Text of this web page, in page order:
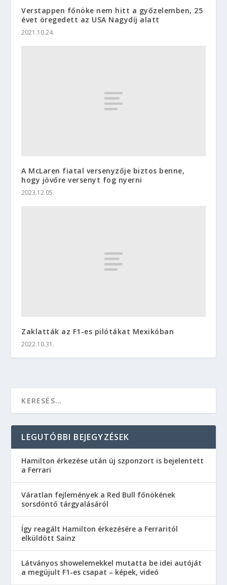
Verstappen főnöke nem hitt a győzelemben, 25
évet öregedett az USA Nagydíj alatt
2021.10.24.
A McLaren fiatal versenyzője biztos benne,
hogy jövőre versenyt fog nyerni
2023.12.05.
Zaklatták az F1-es pilótákat Mexikóban
2022.10.31.
LEGUTÓBBI BEJEGYZÉSEK
Hamilton érkezése után új szponzort is bejelentett
a Ferrari
Váratlan fejlemények a Red Bull főnökének
sorsdöntő tárgyalásáról
Így reagált Hamilton érkezésére a Ferraritól
elküldött Sainz
Látványos showelemekkel mutatta be idei autóját
a megújult F1-es csapat – képek, videó